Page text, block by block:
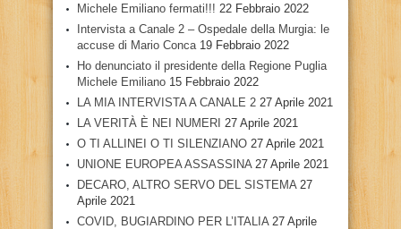
Michele Emiliano fermati!!! 22 Febbraio 2022
Intervista a Canale 2 – Ospedale della Murgia: le
accuse di Mario Conca 19 Febbraio 2022
Ho denunciato il presidente della Regione Puglia
Michele Emiliano 15 Febbraio 2022
LA MIA INTERVISTA A CANALE 2 27 Aprile 2021
LA VERITÀ È NEI NUMERI 27 Aprile 2021
O TI ALLINEI O TI SILENZIANO 27 Aprile 2021
UNIONE EUROPEA ASSASSINA 27 Aprile 2021
DECARO, ALTRO SERVO DEL SISTEMA 27
Aprile 2021
COVID, BUGIARDINO PER L’ITALIA 27 Aprile